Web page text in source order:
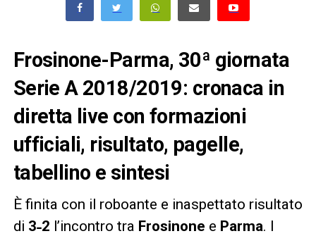
Frosinone-Parma, 30ª giornata
Serie A 2018/2019: cronaca in
diretta live con formazioni
ufficiali, risultato, pagelle,
tabellino e sintesi
È finita con il roboante e inaspettato risultato
di 3˗2 l’incontro tra Frosinone e Parma. I